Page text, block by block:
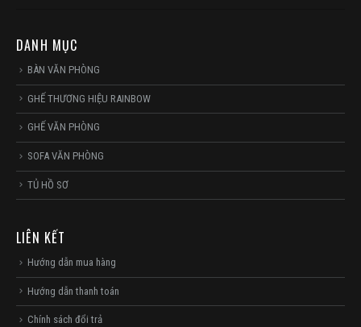
DANH MỤC
BÀN VĂN PHÒNG
GHẾ THƯƠNG HIỆU RAINBOW
GHẾ VĂN PHÒNG
SOFA VĂN PHÒNG
TỦ HỒ SƠ
LIÊN KẾT
Hướng dẫn mua hàng
Hướng dẫn thanh toán
Chính sách đổi trả